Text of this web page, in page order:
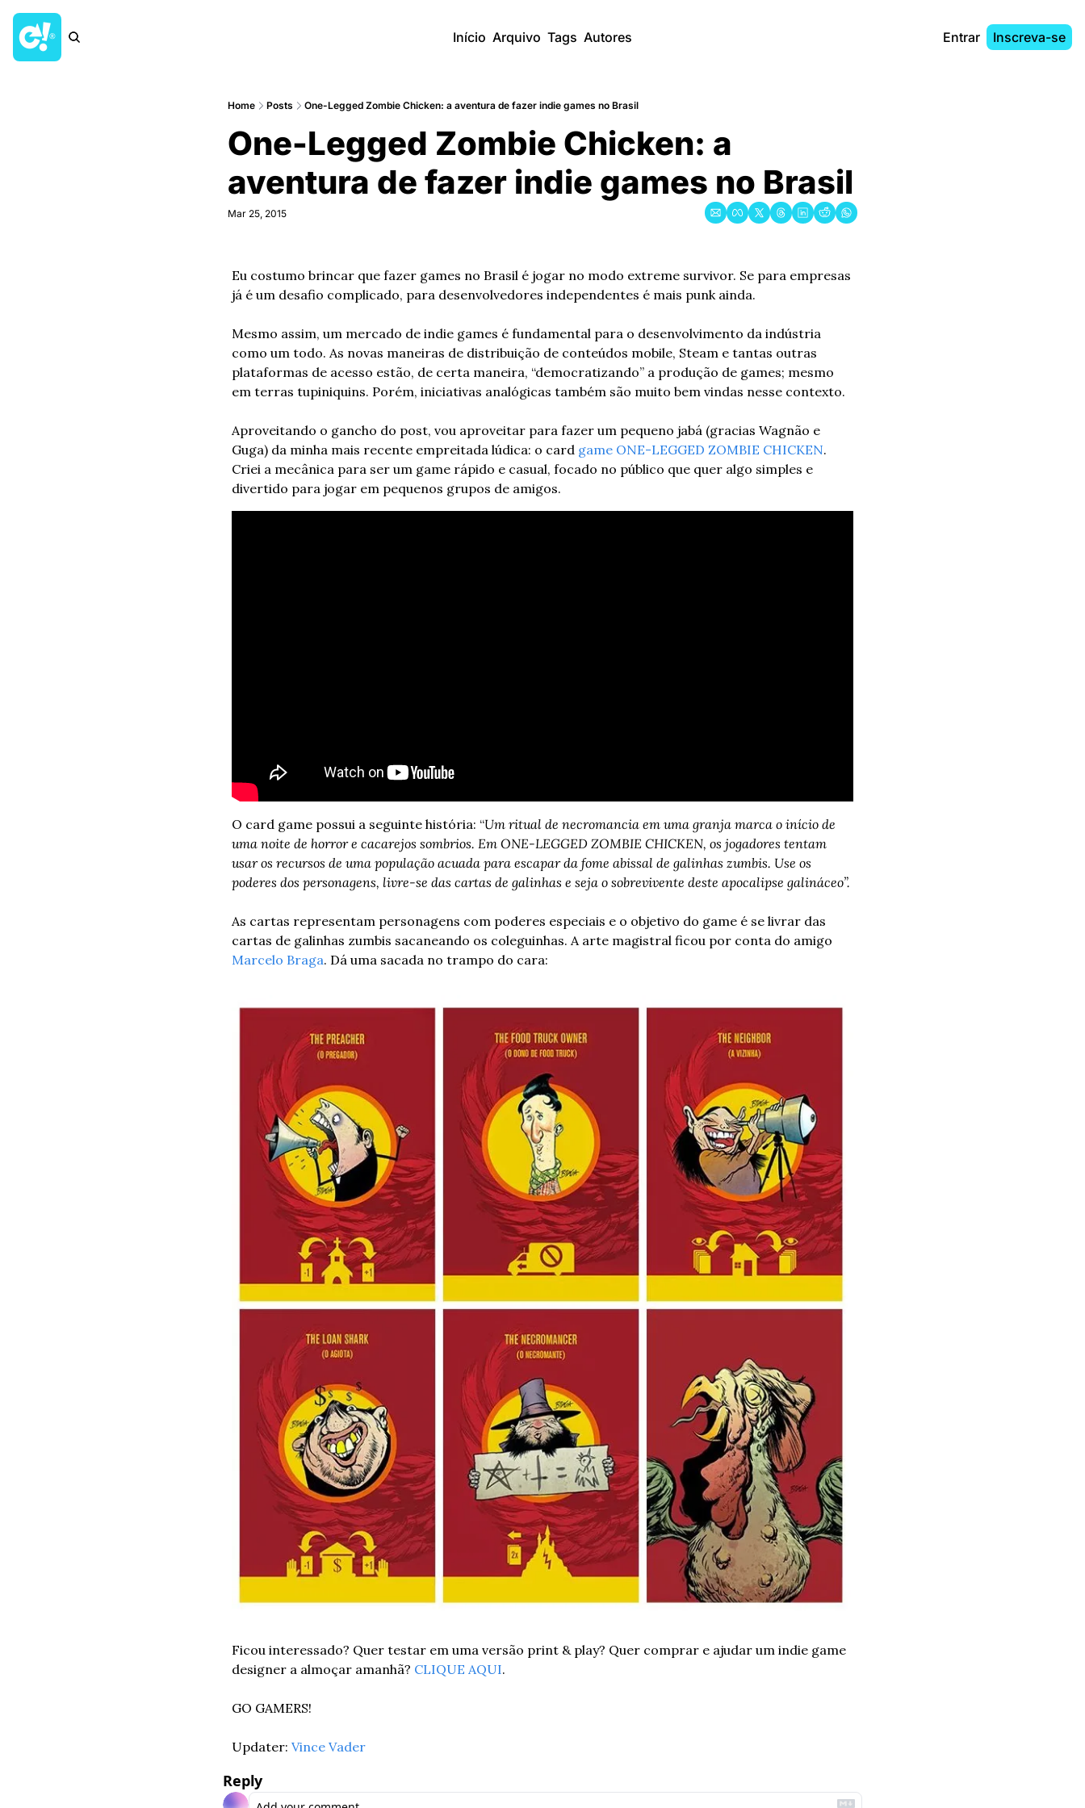
Início Arquivo Tags Autores Entrar Inscreva-se
Home Posts One-Legged Zombie Chicken: a aventura de fazer indie games no Brasil
One-Legged Zombie Chicken: a
aventura de fazer indie games no Brasil
Mar 25, 2015
Eu costumo brincar que fazer games no Brasil é jogar no modo extreme survivor. Se para empresas
já é um desafio complicado, para desenvolvedores independentes é mais punk ainda.
Mesmo assim, um mercado de indie games é fundamental para o desenvolvimento da indústria
como um todo. As novas maneiras de distribuição de conteúdos mobile, Steam e tantas outras
plataformas de acesso estão, de certa maneira, “democratizando” a produção de games; mesmo
em terras tupiniquins. Porém, iniciativas analógicas também são muito bem vindas nesse contexto.
Aproveitando o gancho do post, vou aproveitar para fazer um pequeno jabá (gracias Wagnão e
Guga) da minha mais recente empreitada lúdica: o card game ONE-LEGGED ZOMBIE CHICKEN.
Criei a mecânica para ser um game rápido e casual, focado no público que quer algo simples e
divertido para jogar em pequenos grupos de amigos.
O card game possui a seguinte história: “Um ritual de necromancia em uma granja marca o início de
uma noite de horror e cacarejos sombrios. Em ONE-LEGGED ZOMBIE CHICKEN, os jogadores tentam
usar os recursos de uma população acuada para escapar da fome abissal de galinhas zumbis. Use os
poderes dos personagens, livre-se das cartas de galinhas e seja o sobrevivente deste apocalipse galináceo”.
As cartas representam personagens com poderes especiais e o objetivo do game é se livrar das
Marcelo Braga. Dá uma sacada no trampo do cara:
Ficou interessado? Quer testar em uma versão print & play? Quer comprar e ajudar um indie game
designer a almoçar amanhã? CLIQUE AQUI.
GO GAMERS!
Updater: Vince Vader
Reply